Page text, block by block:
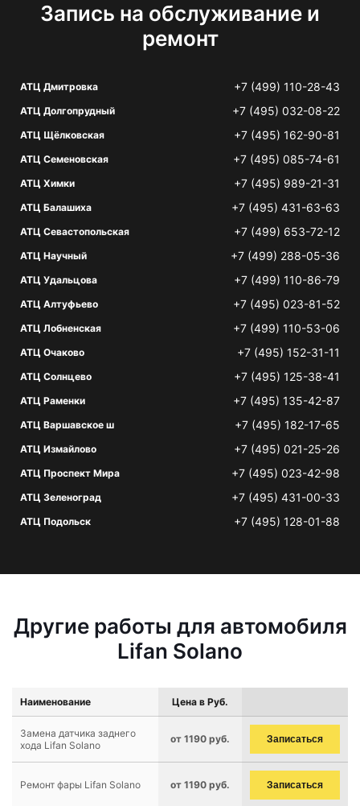
Запись на обслуживание и
ремонт
АТЦ Дмитровка +7 (499) 110-28-43
АТЦ Долгопрудный +7 (495) 032-08-22
АТЦ Щёлковская +7 (495) 162-90-81
АТЦ Семеновская +7 (495) 085-74-61
АТЦ Химки +7 (495) 989-21-31
АТЦ Балашиха +7 (495) 431-63-63
АТЦ Севастопольская +7 (499) 653-72-12
АТЦ Научный +7 (499) 288-05-36
АТЦ Удальцова +7 (499) 110-86-79
АТЦ Алтуфьево +7 (495) 023-81-52
АТЦ Лобненская +7 (499) 110-53-06
АТЦ Очаково +7 (495) 152-31-11
АТЦ Солнцево +7 (495) 125-38-41
АТЦ Раменки +7 (495) 135-42-87
АТЦ Варшавское ш +7 (495) 182-17-65
АТЦ Измайлово +7 (495) 021-25-26
АТЦ Проспект Мира +7 (495) 023-42-98
АТЦ Зеленоград +7 (495) 431-00-33
АТЦ Подольск +7 (495) 128-01-88
Другие работы для автомобиля
Lifan Solano
Наименование Цена в Руб.
Замена датчика заднего
хода Lifan Solano
от 1190 руб. Записаться
Ремонт фары Lifan Solano от 1190 руб. Записаться